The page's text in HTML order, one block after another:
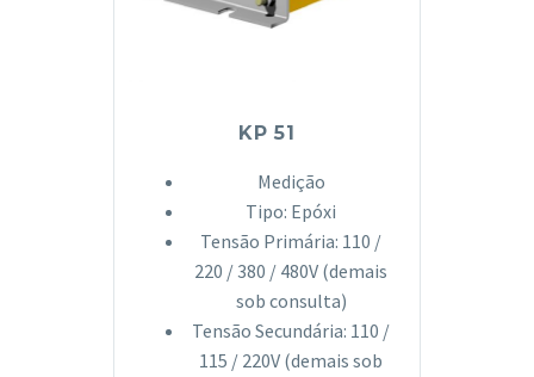
KP 51
Medição
Tipo: Epóxi
Tensão Primária: 110 /
220 / 380 / 480V (demais
sob consulta)
Tensão Secundária: 110 /
115 / 220V (demais sob